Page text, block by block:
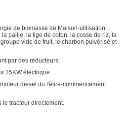
de biomasse de Maison-utilisation,
paille, la tige de coton, la cosse de riz, la
vide de fruit, le charbon pulvérisé et
par des réducteurs.
15KW électrique.
diesel du l'élire-commencement
le tracteur directement.